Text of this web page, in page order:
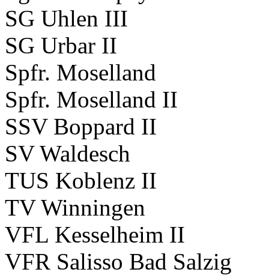
SG Uhlen III
SG Urbar II
Spfr. Moselland
Spfr. Moselland II
SSV Boppard II
SV Waldesch
TUS Koblenz II
TV Winningen
VFL Kesselheim II
VFR Salisso Bad Salzig